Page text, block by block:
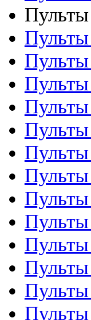
Пульты
Пульты
Пульты
Пульты